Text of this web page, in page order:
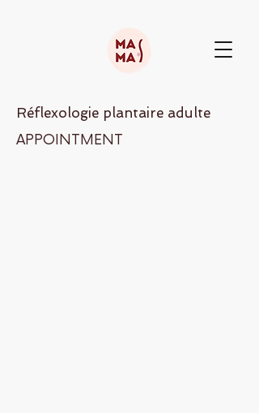
Réflexologie plantaire adulte
APPOINTMENT